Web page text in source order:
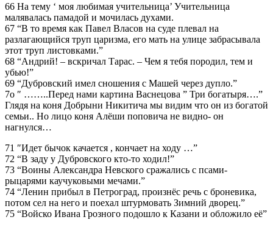
66 На тему ‘ моя любимая учительница’ Учительница
малявалась памадой и мочилась духами.
67 “В то время как Павел Власов на суде плевал на
разлагающийся труп царизма, его мать на улице забрасывала
этот труп листовками.”
68 “Андрий! – вскричал Тарас. – Чем я тебя породил, тем и
убью!”
69 “Дубровский имел сношения с Машей через дупло.”
7о ″ ……..Перед нами картина Васнецова ” Три богатыря….”
Глядя на коня Добрыни Никитича мы видим что он из богатой
семьи.. Но лицо коня Алёши поповича не видно- он
нагнулся…
71 ″Идет бычок качается , кончает на ходу …”
72 “В заду у Дубровского кто-то ходил!”
73 “Воины Александра Невского сражались с псами-
рыцарями каучуковыми мечами.”
74 “Ленин прибыл в Петроград, произнёс речь с броневика,
потом сел на него и поехал штурмовать Зимний дворец.”
75 “Войско Ивана Грозного подошло к Казани и обложило её”